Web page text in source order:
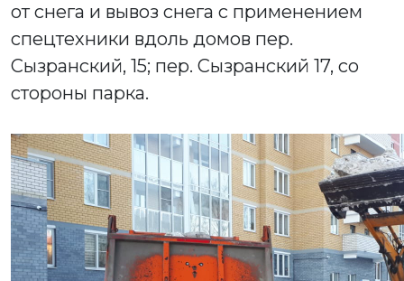
от снега и вывоз снега с применением
спецтехники вдоль домов пер.
Сызранский, 15; пер. Сызранский 17, со
стороны парка.